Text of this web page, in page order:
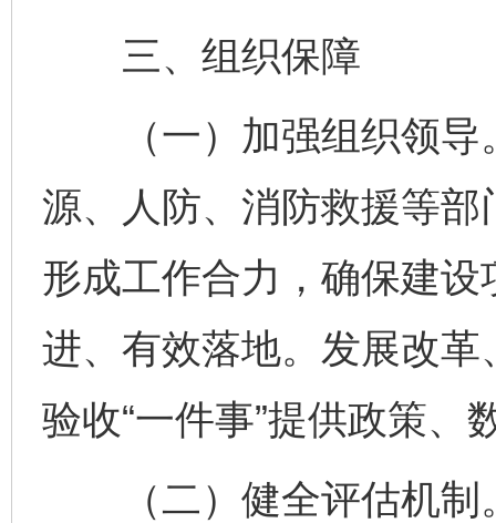
三、组织保障
（一）加强组织领导
源、人防、消防救援等
形成工作合力，确保建设
进、有效落地。发展改
验收“一件事”提供政策、
（二）健全评估机制